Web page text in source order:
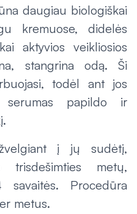
daugiau biologiškai
kremuose, didelės
aktyvios veikliosios
stangrina odą. Ši
todėl ant jos
papildo ir
į jų sudėtį,
metų,
Procedūra
metus.